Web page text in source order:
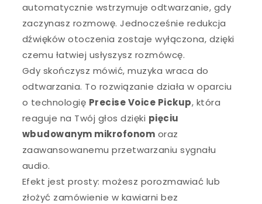
automatycznie wstrzymuje odtwarzanie, gdy
zaczynasz rozmowę. Jednocześnie redukcja
dźwięków otoczenia zostaje wyłączona, dzięki
czemu łatwiej usłyszysz rozmówcę.
Gdy skończysz mówić, muzyka wraca do
odtwarzania. To rozwiązanie działa w oparciu
o technologię Precise Voice Pickup, która
reaguje na Twój głos dzięki pięciu
wbudowanym mikrofonom oraz
zaawansowanemu przetwarzaniu sygnału
audio.
Efekt jest prosty: możesz porozmawiać lub
złożyć zamówienie w kawiarni bez